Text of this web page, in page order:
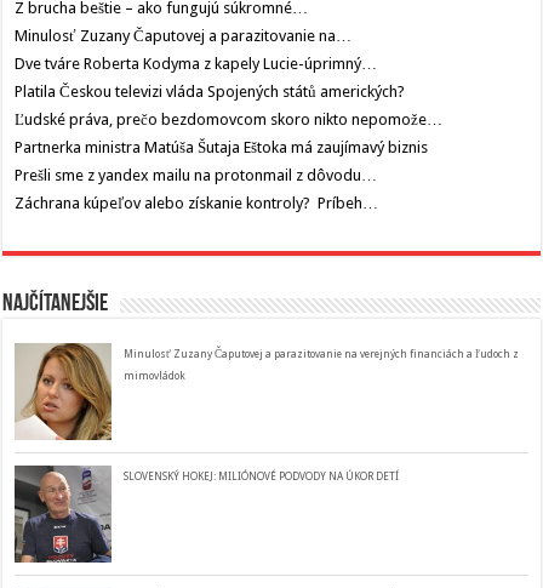
Z brucha beštie – ako fungujú súkromné…
Minulosť Zuzany Čaputovej a parazitovanie na…
Dve tváre Roberta Kodyma z kapely Lucie-úprimný…
Platila Českou televizi vláda Spojených států amerických?
Ľudské práva, prečo bezdomovcom skoro nikto nepomože…
Partnerka ministra Matúša Šutaja Eštoka má zaujímavý biznis
Prešli sme z yandex mailu na protonmail z dôvodu…
Záchrana kúpeľov alebo získanie kontroly? Príbeh…
Najčítanejšie
Minulosť Zuzany Čaputovej a parazitovanie na verejných financiách a ľudoch z
mimovládok
SLOVENSKÝ HOKEJ: MILIÓNOVÉ PODVODY NA ÚKOR DETÍ